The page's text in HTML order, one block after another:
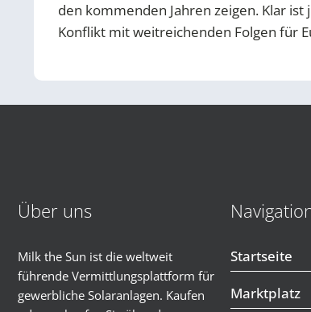
den kommenden Jahren zeigen. Klar
Konflikt mit weitreichenden Folgen für
Über uns
Milk the Sun ist die weltweit
führende Vermittlungsplattform für
gewerbliche Solaranlagen. Kaufen
Startseite
Marktplatz